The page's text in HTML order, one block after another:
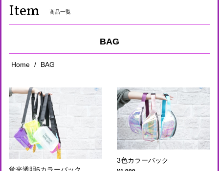
Item 商品一覧
BAG
Home BAG
蛍光透明6カラーバック
3色カラーバック